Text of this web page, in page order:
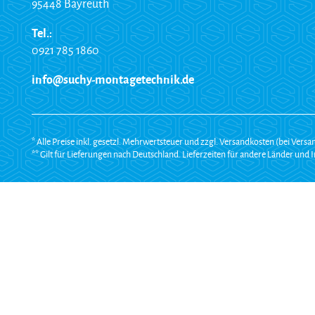
95448 Bayreuth
Tel.:
0921 785 1860
info@suchy-montagetechnik.de
* Alle Preise inkl. gesetzl. Mehrwertsteuer und zzgl. Versandkosten (bei
** Gilt für Lieferungen nach Deutschland. Lieferzeiten für andere Länder